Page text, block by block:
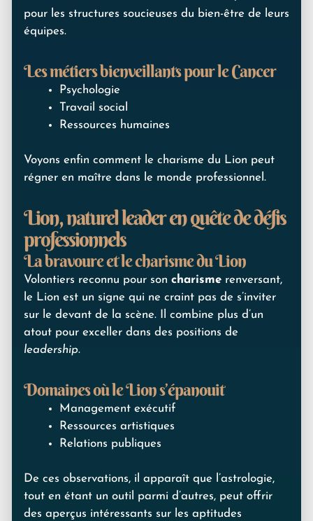
pour les structures soucieuses du bien-être de leurs
équipes.
Les métiers bienveillants pour le Cancer
Psychologie
Travail social
Ressources humaines
Voyons enfin comment le charisme du Lion peut
régner en maître dans le monde professionnel.
Lion, naturel leader en quête de défis
professionnels
La bravoure et le charisme du Lion
Volontiers reconnu pour son charisme renversant,
le Lion est un signe qui ne craint pas de s’inviter
sur le devant de la scène. Il combine plus d’un
atout pour exceller dans des positions de
leadership.
Domaines où le Lion s’épanouit
Management exécutif
Ressources artistiques
Relations publiques
De ces observations, il apparaît que l’astrologie,
tout en étant un outil parmi d’autres, peut offrir
des aperçus intéressants sur les aptitudes